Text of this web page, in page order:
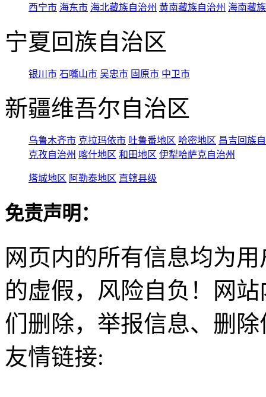
西宁市 海东市 海北藏族自治州 黄南藏族自治州 海南藏
宁夏回族自治区
银川市 石嘴山市 吴忠市 固原市 中卫市
新疆维吾尔自治区
乌鲁木齐市 克拉玛依市 吐鲁番地区 哈密地区 昌吉回族
克孜自治州 喀什地区 和田地区 伊犁哈萨克自治州
塔城地区 阿勒泰地区 直辖县级
免责声明：
网页内的所有信息均为
的虚假，风险自负！网
们删除，举报信息、删
友情链接: